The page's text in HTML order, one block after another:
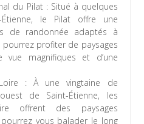
du Pilat : Situé à quelques
le Pilat offre une
de randonnée adaptés à
pourrez profiter de paysages
magnifiques et d’une
: À une vingtaine de
de Saint-Étienne, les
offrent des paysages
vous balader le long